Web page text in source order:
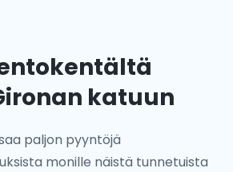
katuun
paljon pyyntöjä
monille näistä tunnetuista